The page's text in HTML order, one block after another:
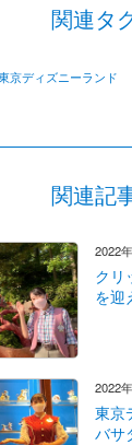
関連タ
京ディズニーランド
関連記
2022
クリ
を迎
2022
東京
バサ